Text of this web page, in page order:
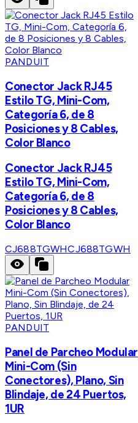
PANDUIT
Conector Jack RJ45
Estilo TG, Mini-Com,
Categoría 6, de 8
Posiciones y 8 Cables,
Color Blanco
Conector Jack RJ45
Estilo TG, Mini-Com,
Categoría 6, de 8
Posiciones y 8 Cables,
Color Blanco
CJ688TGWHCJ688TGWH
PANDUIT
Panel de Parcheo Modular
Mini-Com (Sin
Conectores), Plano, Sin
Blindaje, de 24 Puertos,
1UR